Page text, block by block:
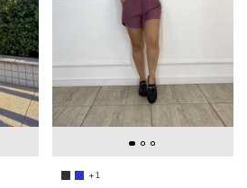
+1